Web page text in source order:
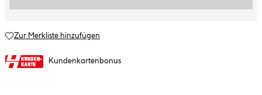
Zur Merkliste hinzufügen
Kundenkartenbonus